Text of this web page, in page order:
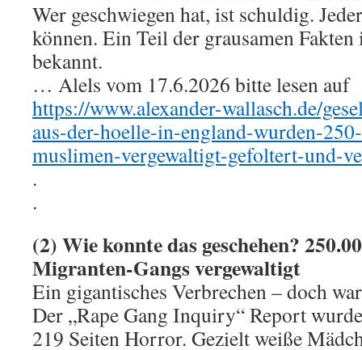
Wer geschwiegen hat, ist schuldig.
können. Ein Teil der grausamen Fakten
bekannt.
… Alels vom 17.6.2026 bitte lesen auf
https://www.alexander-wallasch.de/
aus-der-hoelle-in-england-wurden-
muslimen-vergewaltigt-gefoltert-und-
.
.
(2) Wie konnte das geschehen?
Migranten-Gangs vergewaltigt
Ein gigantisches Verbrechen – doch
Der „Rape Gang Inquiry“ Report
219 Seiten Horror. Gezielt weiße